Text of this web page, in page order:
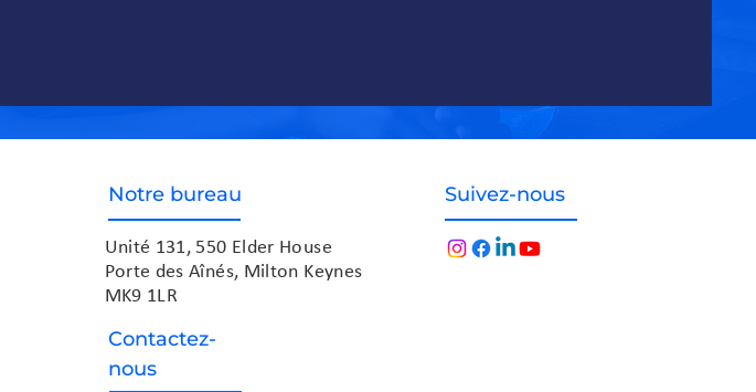
Notre bureau
Unité 131, 550 Elder House
Porte des Aînés, Milton Keynes
MK9 1LR
Contactez-
nous
Suivez-nous